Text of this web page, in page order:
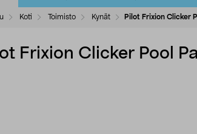
Koti Toimisto Kynät Pilot Frixion Clicker
Frixion Clicker Pool